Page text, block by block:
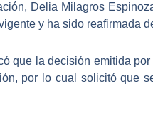
Delia Milagros
y ha sido reafirmada
que la decisión emitida
por lo cual solicitó que